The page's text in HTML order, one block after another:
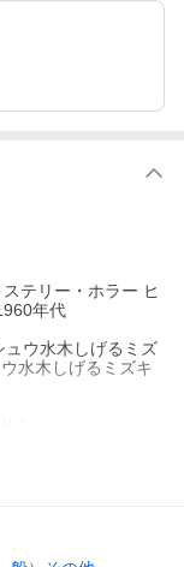
テリー・ホラー ヒ
年代
ウ水木しげるミズ
水木しげるミズキ
母親に会いたいと
からねずみ男が母